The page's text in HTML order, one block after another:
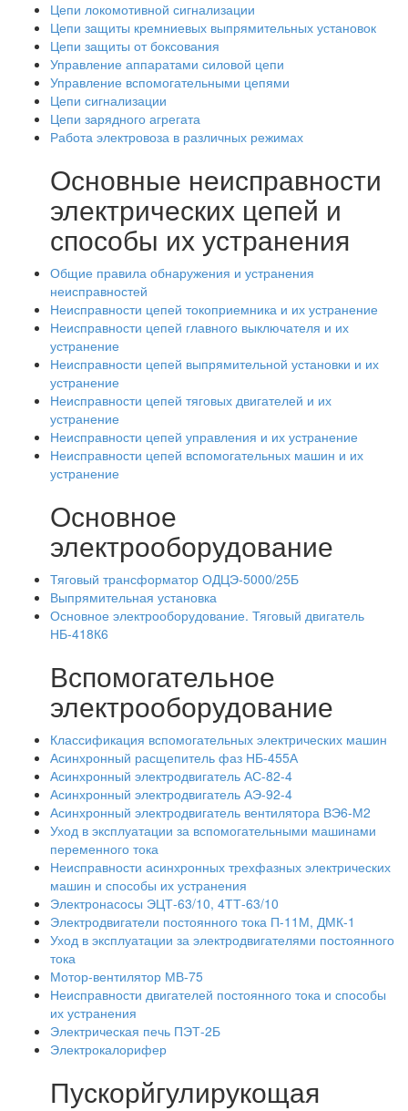
Цепи локомотивной сигнализации
Цепи защиты кремниевых выпрямительных установок
Цепи защиты от боксования
Управление аппаратами силовой цепи
Управление вспомогательными цепями
Цепи сигнализации
Цепи зарядного агрегата
Работа электровоза в различных режимах
Основные неисправности
электрических цепей и
способы их устранения
Общие правила обнаружения и устранения
неисправностей
Неисправности цепей токоприемника и их устранение
Неисправности цепей главного выключателя и их
устранение
Неисправности цепей выпрямительной установки и их
устранение
Неисправности цепей тяговых двигателей и их
устранение
Неисправности цепей управления и их устранение
Неисправности цепей вспомогательных машин и их
устранение
Основное
электрооборудование
Тяговый трансформатор ОДЦЭ-5000/25Б
Выпрямительная установка
Основное электрооборудование. Тяговый двигатель
НБ-418К6
Вспомогательное
электрооборудование
Классификация вспомогательных электрических машин
Асинхронный расщепитель фаз НБ-455А
Асинхронный электродвигатель АС-82-4
Асинхронный электродвигатель АЭ-92-4
Асинхронный электродвигатель вентилятора ВЭ6-М2
Уход в эксплуатации за вспомогательными машинами
переменного тока
Неисправности асинхронных трехфазных электрических
машин и способы их устранения
Электронасосы ЭЦТ-63/10, 4ТТ-63/10
Электродвигатели постоянного тока П-11М, ДМК-1
Уход в эксплуатации за электродвигателями постоянного
тока
Мотор-вентилятор МВ-75
Неисправности двигателей постоянного тока и способы
их устранения
Электрическая печь ПЭТ-2Б
Электрокалорифер
Пускорйгулирукощая